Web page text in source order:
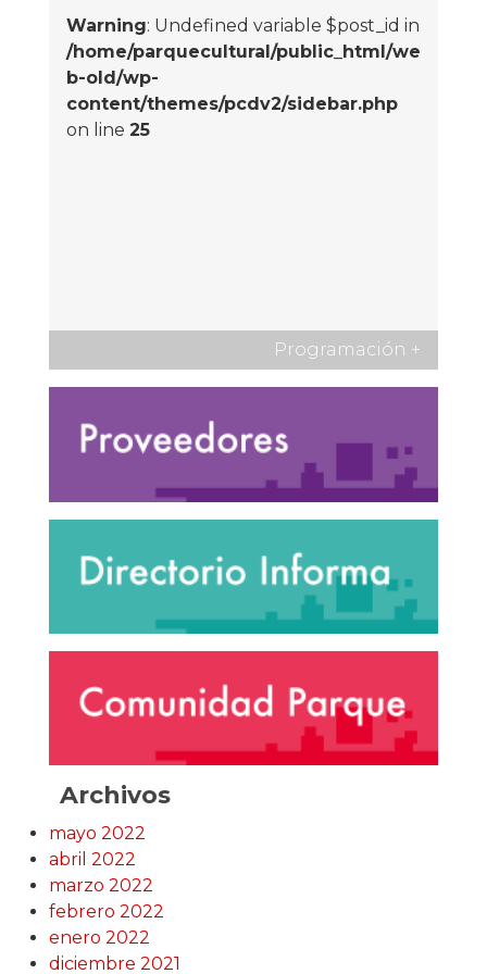
Warning: Undefined variable $post_id in
/home/parquecultural/public_html/we
b-old/wp-
content/themes/pcdv2/sidebar.php
on line 25
Programación +
Archivos
mayo 2022
abril 2022
marzo 2022
febrero 2022
enero 2022
diciembre 2021